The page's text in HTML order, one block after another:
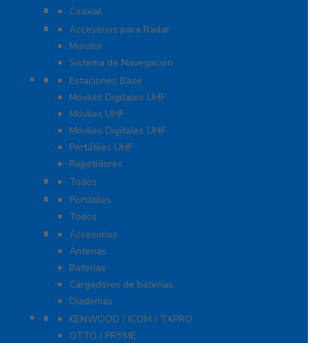
Protección Contra Descarga
Coaxial
Soluciones Marinas
Accesorios para Radar
Monitor
Sistema de Navegación
Radios Comerciales ICOM / KENWOOD
Estaciones Base
Móviles Digitales UHF
Móviles UHF
Móviles Digitales UHF
Portátiles UHF
Repetidores
Radios ICOM WiFi
Todos
Radios Marinos
Portátiles
Todos
Accesorios para KENWOOD
Accesorios
Antenas
Baterías
Cargadores de baterías
Diademas
Refacciones
KENWOOD / ICOM / TXPRO
OTTO / PRYME